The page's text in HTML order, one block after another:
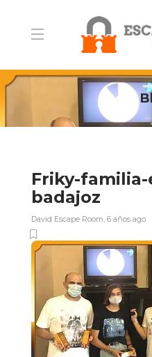
Friky-
badajoz
David Escape Room, 6 años ago